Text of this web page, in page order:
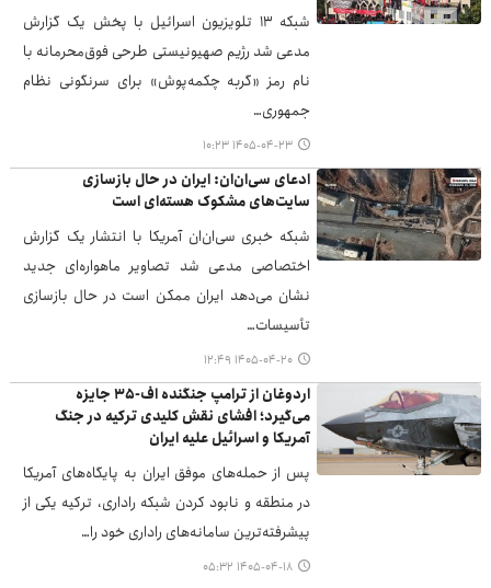
شبکه ۱۳ تلویزیون اسرائیل با پخش یک گزارش
مدعی شد رژیم صهیونیستی طرحی فوق‌محرمانه با
نام رمز «گربه چکمه‌پوش» برای سرنگونی نظام
جمهوری…
۱۴۰۵-۰۴-۲۳ ۱۰:۲۳
ادعای سی‌ان‌ان: ایران در حال بازسازی
سایت‌های مشکوک هسته‌ای است
شبکه خبری سی‌ان‌ان آمریکا با انتشار یک گزارش
اختصاصی مدعی شد تصاویر ماهواره‌ای جدید
نشان می‌دهد ایران ممکن است در حال بازسازی
تأسیسات…
۱۴۰۵-۰۴-۲۰ ۱۲:۴۹
اردوغان از ترامپ جنگنده اف-۳۵ جایزه
می‌گیرد؛ افشای نقش کلیدی ترکیه در جنگ
آمریکا و اسرائیل علیه ایران
پس از حمله‌های موفق ایران به پایگاه‌های آمریکا
در منطقه و نابود کردن شبکه راداری، ترکیه یکی از
پیشرفته‌ترین سامانه‌های راداری خود را…
۱۴۰۵-۰۴-۱۸ ۰۵:۳۲